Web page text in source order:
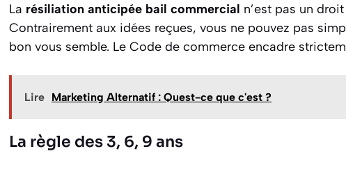
La résiliation anticipée bail commercial n’est pas un
Contrairement aux idées reçues, vous ne pouvez pas
bon vous semble. Le Code de commerce encadre
Lire Marketing Alternatif : Quest-ce que c'est ?
La règle des 3, 6, 9 ans